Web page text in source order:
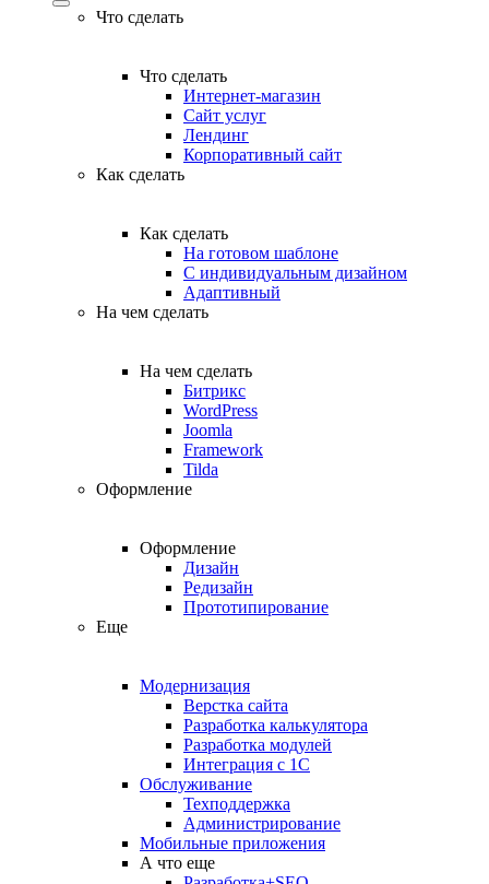
Что сделать
Что сделать
Интернет-магазин
Сайт услуг
Лендинг
Корпоративный сайт
Как сделать
Как сделать
На готовом шаблоне
С индивидуальным дизайном
Адаптивный
На чем сделать
На чем сделать
Битрикс
WordPress
Joomla
Framework
Tilda
Оформление
Оформление
Дизайн
Редизайн
Прототипирование
Еще
Модернизация
Верстка сайта
Разработка калькулятора
Разработка модулей
Интеграция с 1С
Обслуживание
Техподдержка
Администрирование
Мобильные приложения
А что еще